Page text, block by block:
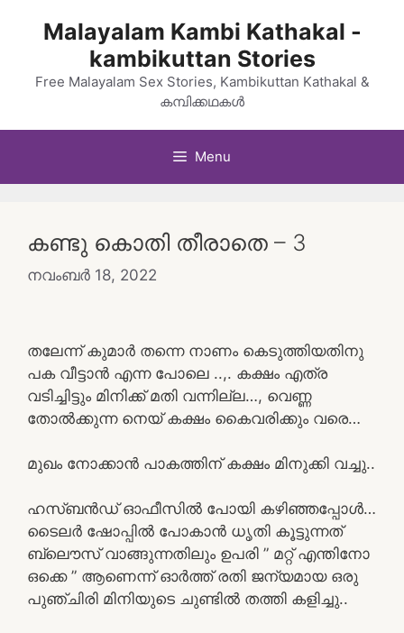
Malayalam Kambi Kathakal -
kambikuttan Stories
Free Malayalam Sex Stories, Kambikuttan Kathakal &
കമ്പിക്കഥകൾ
Menu
കണ്ടു കൊതി തീരാതെ – 3
നവംബർ 18, 2022
തലേന്ന് കുമാർ തന്നെ നാണം കെടുത്തിയതിനു
പക വീട്ടാൻ എന്ന പോലെ ..,. കക്ഷം എത്ര
വടിച്ചിട്ടും മിനിക്ക്‌ മതി വന്നില്ല…, വെണ്ണ
തോൽക്കുന്ന നെയ് കക്ഷം കൈവരിക്കും വരെ…
മുഖം നോക്കാൻ പാകത്തിന് കക്ഷം മിനുക്കി വച്ചു..
ഹസ്ബൻഡ് ഓഫീസിൽ പോയി കഴിഞ്ഞപ്പോൾ…
ടൈലർ ഷോപ്പിൽ പോകാൻ ധൃതി കൂട്ടുന്നത്
ബ്ലൌസ് വാങ്ങുന്നതിലും ഉപരി ” മറ്റ് എന്തിനോ
ഒക്കെ ” ആണെന്ന് ഓർത്ത് രതി ജന്യമായ ഒരു
പുഞ്ചിരി മിനിയുടെ ചുണ്ടിൽ തത്തി കളിച്ചു..